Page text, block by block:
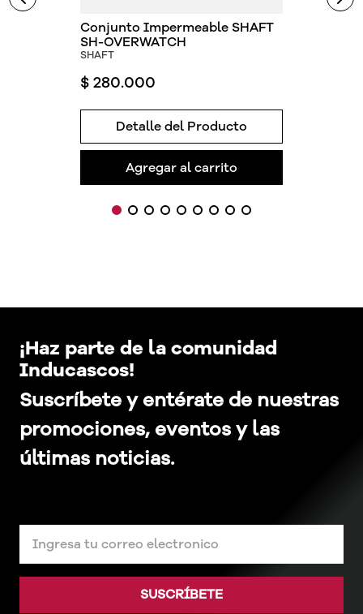
Conjunto Impermeable SHAFT
SH-OVERWATCH
SHAFT
$ 280.000
Detalle del Producto
Agregar al carrito
¡Haz parte de la comunidad
Inducascos!
Suscríbete y entérate de nuestras
promociones, eventos y las
últimas noticias.
SUSCRÍBETE